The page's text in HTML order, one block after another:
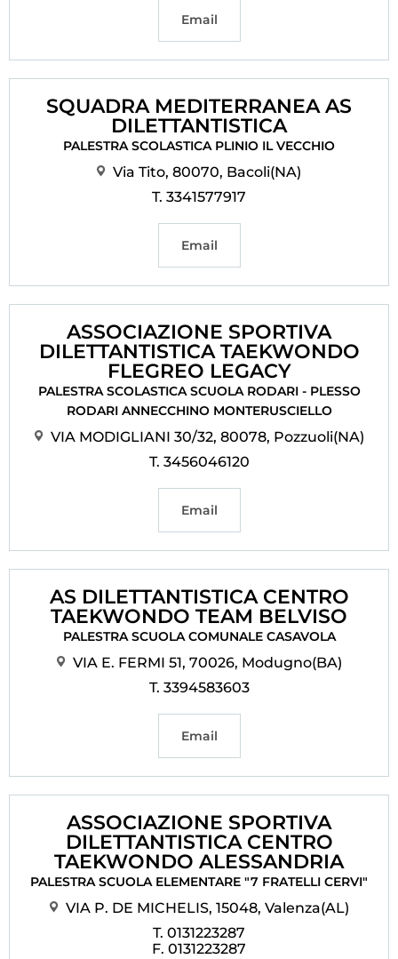
Email
SQUADRA MEDITERRANEA AS
DILETTANTISTICA
PALESTRA SCOLASTICA PLINIO IL VECCHIO
Via Tito, 80070, Bacoli(NA)
T. 3341577917
Email
ASSOCIAZIONE SPORTIVA
DILETTANTISTICA TAEKWONDO
FLEGREO LEGACY
PALESTRA SCOLASTICA SCUOLA RODARI - PLESSO
RODARI ANNECCHINO MONTERUSCIELLO
VIA MODIGLIANI 30/32, 80078, Pozzuoli(NA)
T. 3456046120
Email
AS DILETTANTISTICA CENTRO
TAEKWONDO TEAM BELVISO
PALESTRA SCUOLA COMUNALE CASAVOLA
VIA E. FERMI 51, 70026, Modugno(BA)
T. 3394583603
Email
ASSOCIAZIONE SPORTIVA
DILETTANTISTICA CENTRO
TAEKWONDO ALESSANDRIA
PALESTRA SCUOLA ELEMENTARE "7 FRATELLI CERVI"
VIA P. DE MICHELIS, 15048, Valenza(AL)
T. 0131223287
F. 0131223287